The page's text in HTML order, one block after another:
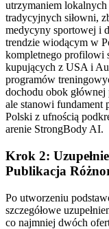
utrzymaniem
tradycyjnych siłowni,
medycyny sportowej i
trendzie wiodącym w
kompletnego profilowi
kupujących z USA i
programów
dochodu obok
ale stanowi fundament
Polski z ufnością
arenie StrongBody AI.
Krok 2:
Publikacja
Po utworzeniu
szczegółowe
co najmniej dwóch